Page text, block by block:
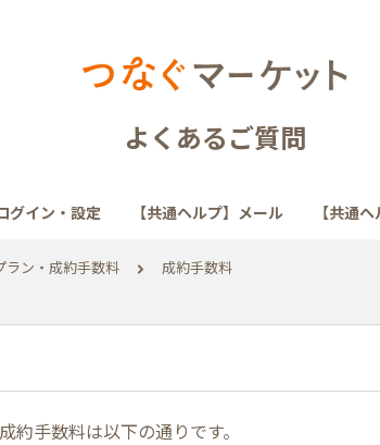
よくあるご質問
グイン・設定 【共通ヘルプ】メール 【共通
ラン・成約手数料 成約手数料
約手数料は以下の通りです。